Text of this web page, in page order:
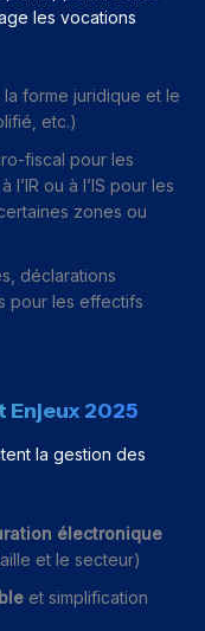
les vocations
forme juridique et le
etc.)
fiscal pour les
ou à l’IS pour les
zones ou
déclarations
pour les effectifs
Enjeux 2025
la gestion des
électronique
et le secteur)
et simplification